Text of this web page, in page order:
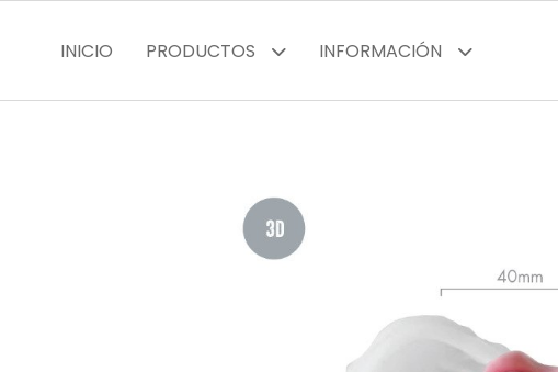
INICIO PRODUCTOS INFORMACIÓN